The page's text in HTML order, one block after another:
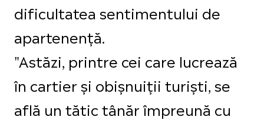
dificultatea sentimentului de
apartenență.
"Astăzi, printre cei care lucrează
în cartier și obișnuiții turiști, se
află un tătic tânăr împreună cu